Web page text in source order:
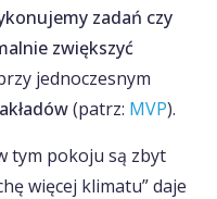
zadań czy
zwiększyć
jednoczesnym
(patrz: MVP).
tym pokoju są zbyt
więcej klimatu” daje